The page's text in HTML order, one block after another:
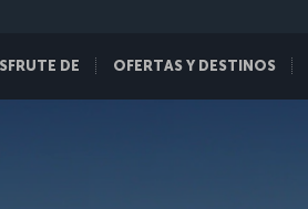
DE OFERTAS Y DESTINOS